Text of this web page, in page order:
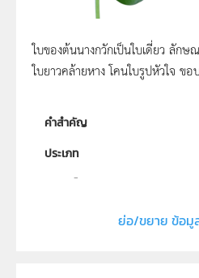
ใบของต้นนางกวักเป็นใบเดี่ยว ลักษ
ใบยาวคล้ายหาง โคนใบรูปหัวใจ ขอ
คำสำคัญ
ประเภท
ย่อ/ขยาย ข้อมู